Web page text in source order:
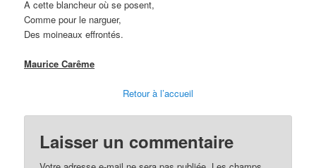
A cette blancheur où se posent,
Comme pour le narguer,
Des moineaux effrontés.
Maurice Carême
Retour à l’accueil
Laisser un commentaire